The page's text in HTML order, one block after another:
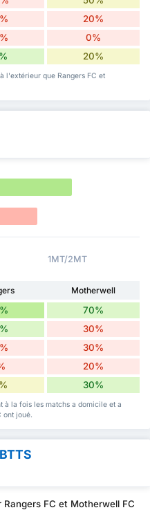
20%
0%
20%
l'extérieur que Rangers FC et
1MT/2MT
Motherwell
70%
30%
30%
20%
30%
à la fois les matchs a domicile et a
ont joué.
FC et Motherwell FC